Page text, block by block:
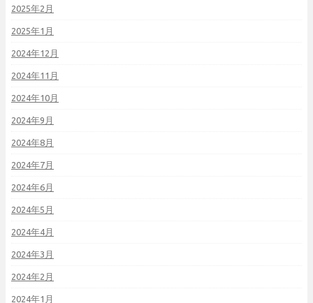
2025年2月
2025年1月
2024年12月
2024年11月
2024年10月
2024年9月
2024年8月
2024年7月
2024年6月
2024年5月
2024年4月
2024年3月
2024年2月
2024年1月